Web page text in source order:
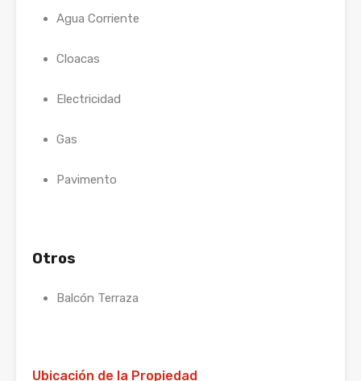
Agua Corriente
Cloacas
Electricidad
Gas
Pavimento
Otros
Balcón Terraza
Ubicación de la Propiedad